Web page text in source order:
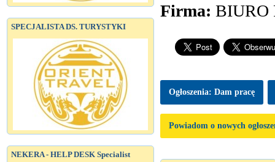
SPECJALISTA DS. TURYSTYKI
NEKERA - HELP DESK Specialist
Firma: BIURO
Ogłoszenia: Dam pracę
Powiadom o nowych